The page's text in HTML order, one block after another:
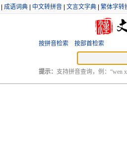
成语词典 中文转拼音 文言文字典 繁体字转
按拼音检索 按部首检索
提示： 支持拼音查询，例：“wen